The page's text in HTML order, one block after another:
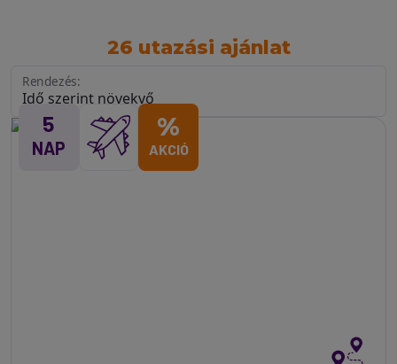
26 utazási ajánlat
Rendezés:
5
NAP
%
AKCIÓ